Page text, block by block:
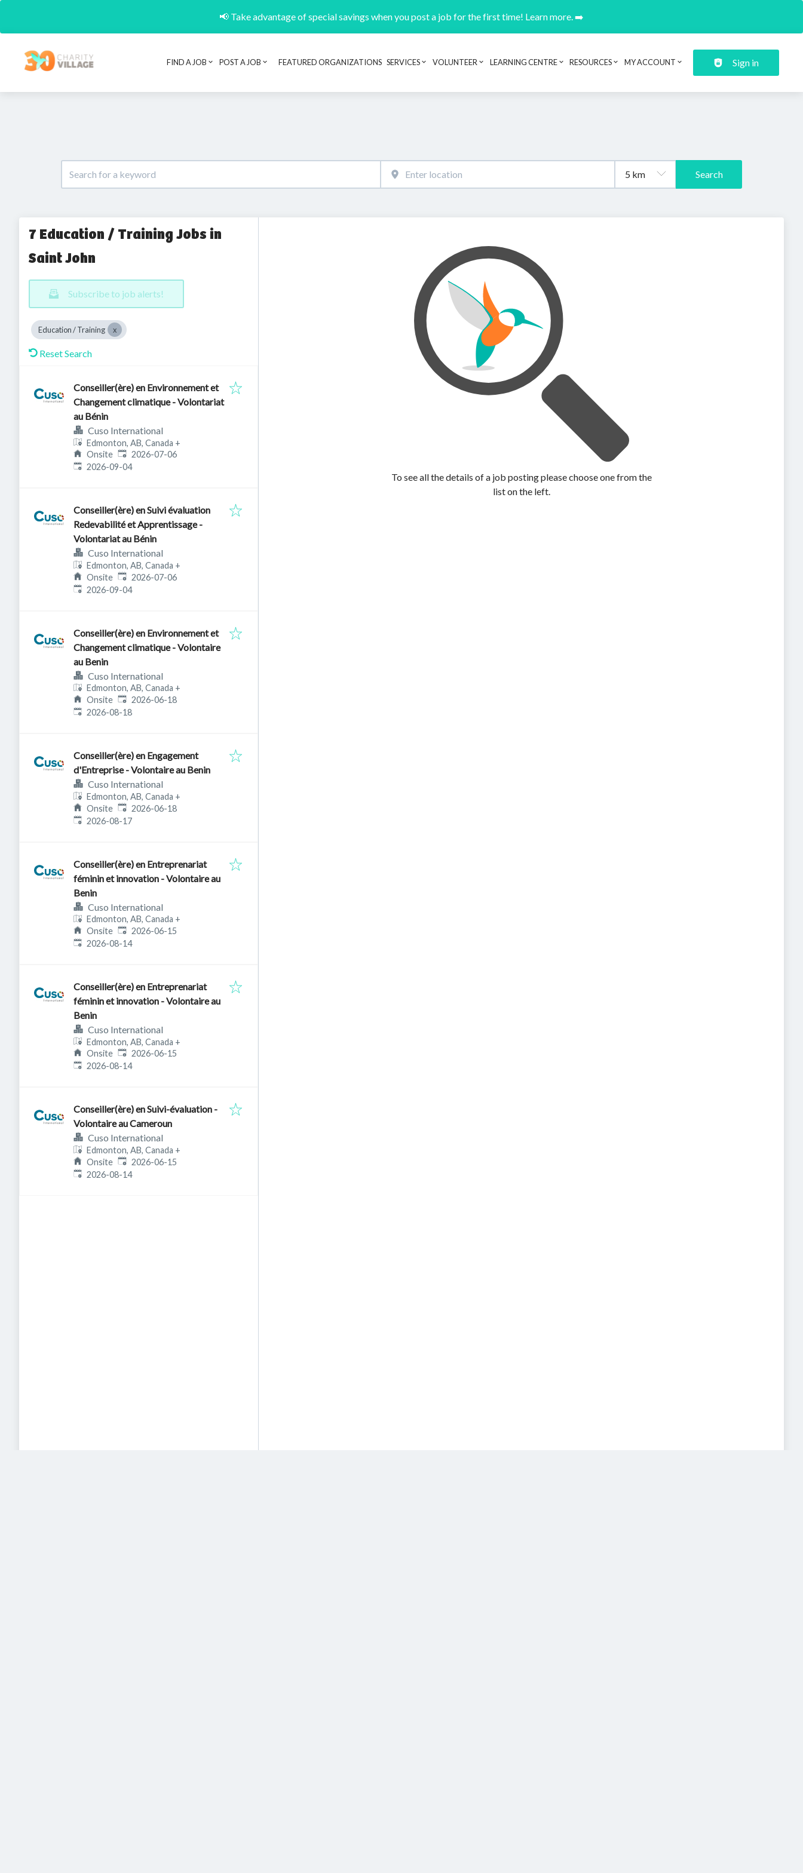
📢 Take advantage of special savings when you post a job for the first time! Learn more. ➡️
Header navigation
FIND A JOB POST A JOB FEATURED ORGANIZATIONS SERVICES VOLUNTEER LEARNING CENTRE RESOURCES MY ACCOUNT Sign in
Search
7 Education / Training Jobs in
Saint John
Subscribe to job alerts!
Education / Training
Reset Search
Conseiller(ère) en Environnement et
Changement climatique - Volontariat
au Bénin
Cuso International
Edmonton, AB, Canada +
Onsite Published:
2026-07-06
Expires:
2026-09-04
Conseiller(ère) en Suivi évaluation
Redevabilité et Apprentissage -
Volontariat au Bénin
Cuso International
Edmonton, AB, Canada +
Onsite Published:
2026-07-06
Expires:
2026-09-04
Conseiller(ère) en Environnement et
Changement climatique - Volontaire
au Benin
Cuso International
Edmonton, AB, Canada +
Onsite Published:
2026-06-18
Expires:
2026-08-18
Conseiller(ère) en Engagement
d'Entreprise - Volontaire au Benin
Cuso International
Edmonton, AB, Canada +
Onsite Published:
2026-06-18
Expires:
2026-08-17
Conseiller(ère) en Entreprenariat
féminin et innovation - Volontaire au
Benin
Cuso International
Edmonton, AB, Canada +
Onsite Published:
2026-06-15
Expires:
2026-08-14
Conseiller(ère) en Entreprenariat
féminin et innovation - Volontaire au
Benin
Cuso International
Edmonton, AB, Canada +
Onsite Published:
2026-06-15
Expires:
2026-08-14
Conseiller(ère) en Suivi-évaluation -
Volontaire au Cameroun
Cuso International
Edmonton, AB, Canada +
Onsite Published:
2026-06-15
Expires:
2026-08-14
To see all the details of a job posting please choose one from the
list on the left.